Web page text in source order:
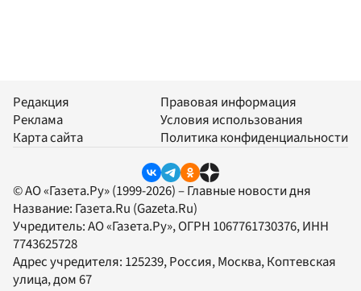
Редакция
Реклама
Карта сайта
Правовая информация
Условия использования
Политика конфиденциальности
© АО «Газета.Ру» (1999-2026) – Главные новости дня
Название: Газета.Ru (Gazeta.Ru)
Учредитель:АО «Газета.Ру», ОГРН 1067761730376, ИНН
7743625728
Адрес учредителя: 125239, Россия, Москва, Коптевская
улица, дом 67